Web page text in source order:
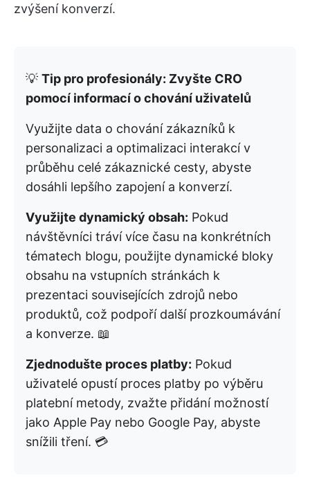
zvýšení konverzí.
💡 Tip pro profesionály: Zvyšte CRO
pomocí informací o chování uživatelů
Využijte data o chování zákazníků k
personalizaci a optimalizaci interakcí v
průběhu celé zákaznické cesty, abyste
dosáhli lepšího zapojení a konverzí.
Využijte dynamický obsah: Pokud
návštěvníci tráví více času na konkrétních
tématech blogu, použijte dynamické bloky
obsahu na vstupních stránkách k
prezentaci souvisejících zdrojů nebo
produktů, což podpoří další prozkoumávání
a konverze. 📖
Zjednodušte proces platby: Pokud
uživatelé opustí proces platby po výběru
platební metody, zvažte přidání možností
jako Apple Pay nebo Google Pay, abyste
snížili tření. 💳